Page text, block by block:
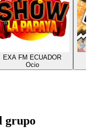
EXA FM ECUADOR
Ocio
grupo